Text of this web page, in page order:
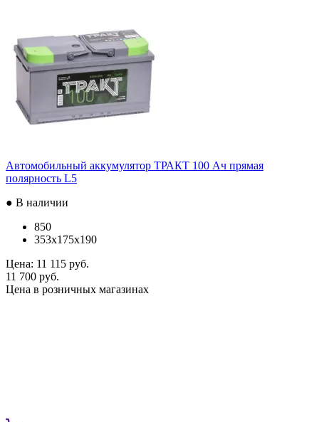
Автомобильный аккумулятор ТРАКТ 100 Ач прямая
полярность L5
● В наличии
850
353x175x190
Цена: 11 115 руб.
11 700 руб.
Цена в розничных магазинах